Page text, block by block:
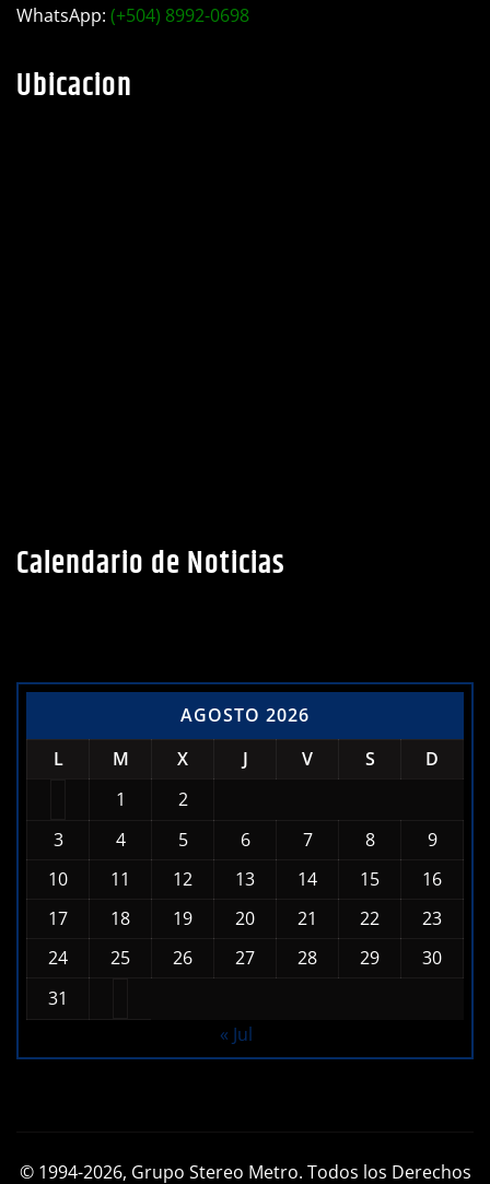
WhatsApp: (+504) 8992-0698
Ubicacion
Calendario de Noticias
AGOSTO 2026
L
M X J V S
D
1
2
3
4 5 6 7 8
9
10
11 12 13 14 15
16
17
18 19 20 21 22
23
24
25 26 27 28 29
30
31
« Jul
© 1994-2026, Grupo Stereo Metro. Todos los Derechos